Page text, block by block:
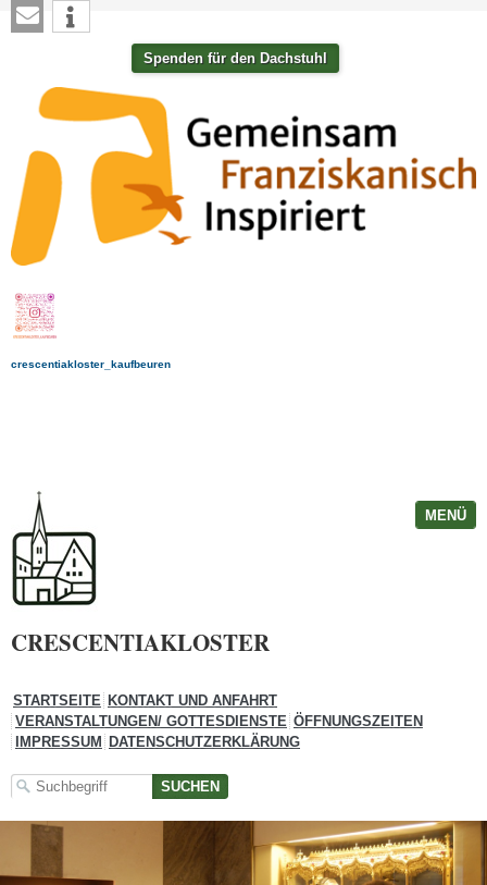
Spenden für den Dachstuhl
crescentiakloster_kaufbeuren
MENÜ
CRESCENTIAKLOSTER
STARTSEITE KONTAKT UND ANFAHRT
VERANSTALTUNGEN/ GOTTESDIENSTE ÖFFNUNGSZEITEN
IMPRESSUM
DATENSCHUTZERKLÄRUNG